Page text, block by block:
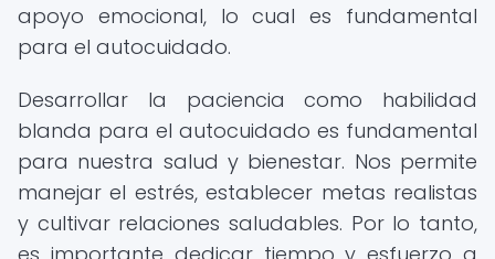
apoyo emocional, lo cual es fundamental
para el autocuidado.
Desarrollar la paciencia como habilidad
blanda para el autocuidado es fundamental
para nuestra salud y bienestar. Nos permite
manejar el estrés, establecer metas realistas
y cultivar relaciones saludables. Por lo tanto,